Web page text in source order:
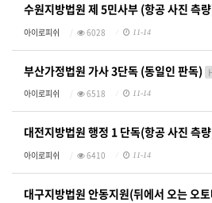
수원지방법원 제 5민사부 (항공 사진 측
아이로피쉬 6028 11-14
부산가정법원 가사 3단독 (동일인 판독)
아이로피쉬 6518 11-14
대전지방법원 행정 1 단독(항공 사진 측
아이로피쉬 6410 11-14
대구지방법원 안동지원(뒤에서 오는 오